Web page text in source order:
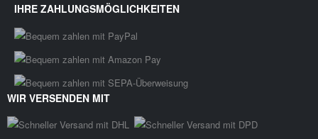
IHRE ZAHLUNGSMÖGLICHKEITEN
WIR VERSENDEN MIT